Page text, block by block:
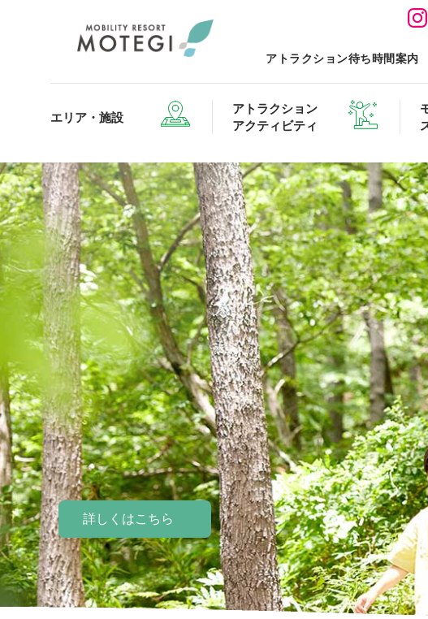
アトラクション待ち時間案内
エリア・施設
アトラクション
アクティビティ
エリア・施設TOP
パーク ハローウッズ
モータースポーツ ホンダコレクショ
アトラクション・アクティビティTOP
森感覚アスレチック DOKIDOKI 迷宮
空のアスレチックひろば KONOMI アク
モータースポー
MotoGP™ トラ
もてぎ2&4レース 全
アジアロードレース選手権 全日本トライアル
ホテルTOP
プレミアムステイルーム スーペリアファミリ
レストランTOP
カフェテリア オーク 森の
グランツーリスモカフェ
グッズ＆ショップTOP
グッズ・ショップ情報 オン
詳しくはこちら
詳しくはこちら
詳しくはこちら